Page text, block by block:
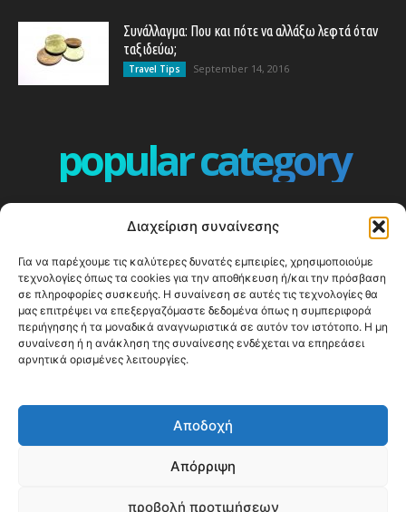
Διαχείριση συναίνεσης
Για να παρέχουμε τις καλύτερες δυνατές εμπειρίες, χρησιμοποιούμε
τεχνολογίες όπως τα cookies για την αποθήκευση ή/και την πρόσβαση
σε πληροφορίες συσκευής. Η συναίνεση σε αυτές τις τεχνολογίες θα
μας επιτρέψει να επεξεργαζόμαστε δεδομένα όπως η συμπεριφορά
περιήγησης ή τα μοναδικά αναγνωριστικά σε αυτόν τον ιστότοπο. Η μη
συναίνεση ή η ανάκληση της συναίνεσης ενδέχεται να επηρεάσει
αρνητικά ορισμένες λειτουργίες.
Αποδοχή
Απόρριψη
προβολή προτιμήσεων
Συνάλλαγμα: Που και πότε να αλλάξω λεφτά όταν
ταξιδεύω;
Travel Tips September 14, 2016
popular category
360
ΕΥΡΩΠΗ
332
ΚΟΣΜΟΣ - WORLD
328
Top10
303
Cool spots
ΝΗΣΙΑ
246
© Happy Traveller 2014-2025